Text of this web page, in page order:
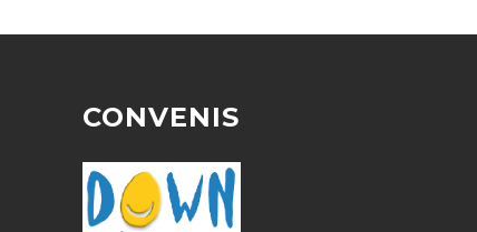
CONVENIS